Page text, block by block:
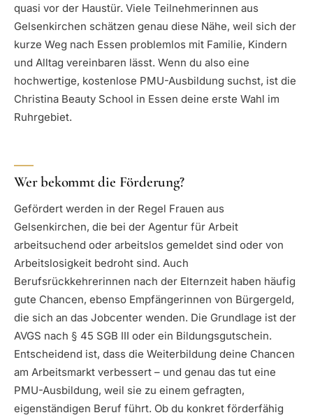
quasi vor der Haustür. Viele Teilnehmerinnen aus
Gelsenkirchen schätzen genau diese Nähe, weil sich der
kurze Weg nach Essen problemlos mit Familie, Kindern
und Alltag vereinbaren lässt. Wenn du also eine
hochwertige, kostenlose PMU-Ausbildung suchst, ist die
Christina Beauty School in Essen deine erste Wahl im
Ruhrgebiet.
Wer bekommt die Förderung?
Gefördert werden in der Regel Frauen aus
Gelsenkirchen, die bei der Agentur für Arbeit
arbeitsuchend oder arbeitslos gemeldet sind oder von
Arbeitslosigkeit bedroht sind. Auch
Berufsrückkehrerinnen nach der Elternzeit haben häufig
gute Chancen, ebenso Empfängerinnen von Bürgergeld,
die sich an das Jobcenter wenden. Die Grundlage ist der
AVGS nach § 45 SGB III oder ein Bildungsgutschein.
Entscheidend ist, dass die Weiterbildung deine Chancen
am Arbeitsmarkt verbessert – und genau das tut eine
PMU-Ausbildung, weil sie zu einem gefragten,
eigenständigen Beruf führt. Ob du konkret förderfähig